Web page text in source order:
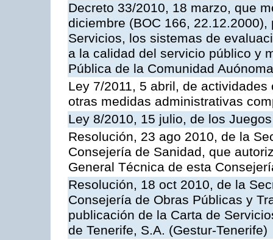
Decreto 33/2010, 18 marzo, que
diciembre (BOC 166,
Servicios, los sistemas de
a la calidad del servicio público y
Pública de la Comunidad
Ley 7/2011, 5 abril, de
otras medidas administrativas
Ley 8/2010, 15 julio, de los
Resolución, 23 ago 2010, de la
Consejería de Sanidad, que
General Técnica de esta
Resolución, 18 oct 2010, de la
Consejería de Obras Públicas y
publicación de la Carta de
de Tenerife, S.A. (Gestur-Tenerife)